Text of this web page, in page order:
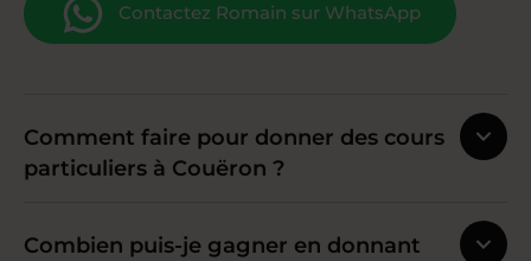
Contactez Romain sur WhatsApp
Comment faire pour donner des cours
particuliers à Couëron ?
Combien puis-je gagner en donnant